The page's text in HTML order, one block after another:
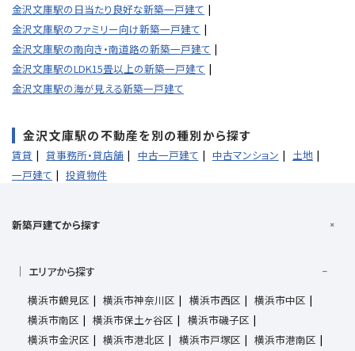
金沢文庫駅の日当たり良好な新築一戸建て
金沢文庫駅のファミリー向け新築一戸建て
金沢文庫駅の南向き・南道路の新築一戸建て
金沢文庫駅のLDK15畳以上の新築一戸建て
金沢文庫駅の海が見える新築一戸建て
金沢文庫駅の不動産を別の種別から探す
賃貸 貸事務所・貸店舗 中古一戸建て 中古マンション
土地
一戸建て
投資物件
新築戸建てから探す
エリアから探す
横浜市鶴見区
横浜市神奈川区 横浜市西区
横浜市中区
横浜市南区
横浜市保土ヶ谷区
横浜市磯子区
横浜市金沢区
横浜市港北区 横浜市戸塚区
横浜市港南区